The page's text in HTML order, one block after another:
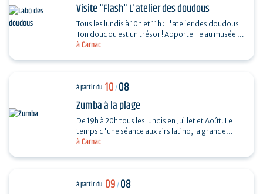
à Carnac
Visite "Flash" L'atelier des doudous
Tous les lundis à 10h et 11h : L'atelier des doudous
Ton doudou est un trésor ! Apporte-le au musée et
étudie-le comme un objet de collection. À…
à Carnac
à partir du 10/08
Zumba à la plage
De 19h à 20h tous les lundis en Juillet et Août. Le
temps d'une séance aux airs latino, la grande
plage se transforme en dancefloor avec Francine
à partir du 09/08